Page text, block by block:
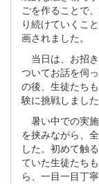
ごを作ることで
り続けていくこ
画されました。
当日は、お招
ついてお話を伺
の後、生徒たち
験に挑戦しまし
暑い中での実
を挟みながら、
した。初めて触
ていた生徒たち
ら、一目一目丁